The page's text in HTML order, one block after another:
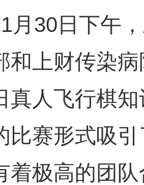
月30日下午
和上财传染
真人飞行棋
比赛形式吸
着极高的团